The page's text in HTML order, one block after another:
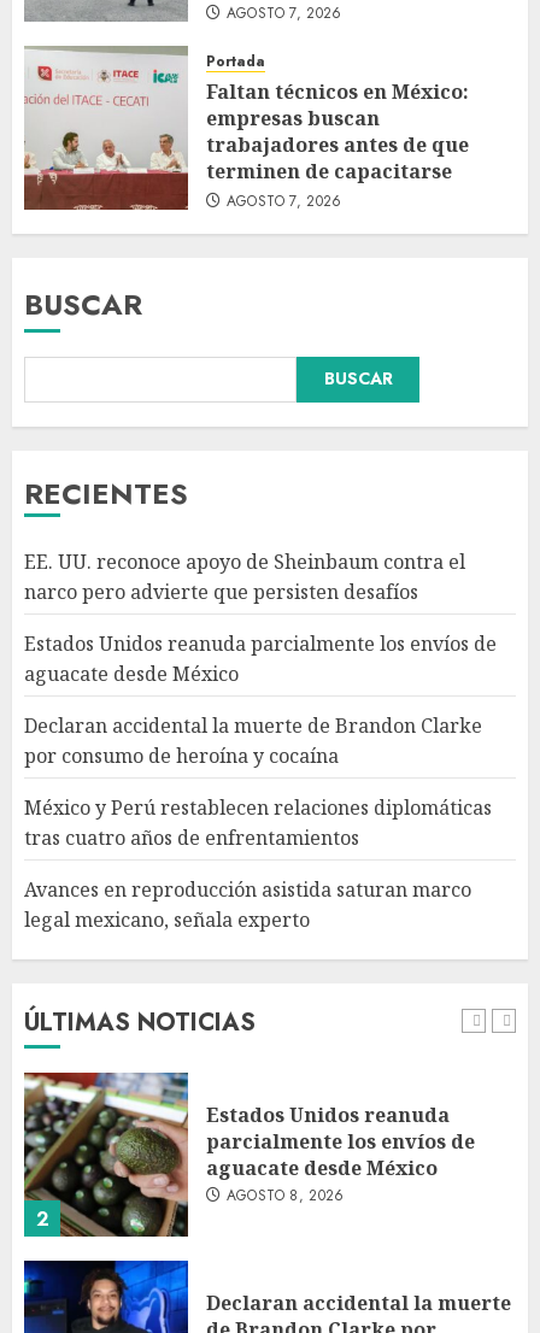
AGOSTO 7, 2026
Portada
Faltan técnicos en México:
empresas buscan
trabajadores antes de que
terminen de capacitarse
AGOSTO 7, 2026
BUSCAR
BUSCAR
RECIENTES
EE. UU. reconoce apoyo de Sheinbaum contra el
narco pero advierte que persisten desafíos
Estados Unidos reanuda parcialmente los envíos de
aguacate desde México
Declaran accidental la muerte de Brandon Clarke
por consumo de heroína y cocaína
México y Perú restablecen relaciones diplomáticas
tras cuatro años de enfrentamientos
Avances en reproducción asistida saturan marco
legal mexicano, señala experto
ÚLTIMAS NOTICIAS
Declaran accidental la muerte
de Brandon Clarke por
4
relaciones diplomáticas tras
cuatro años de
enfrentamientos
AGOSTO 8, 2026
5
Avances en reproducción
asistida saturan marco legal
mexicano, señala experto
AGOSTO 8, 2026
1
EE. UU. reconoce apoyo de
AGOSTO 8, 2026
2
Estados Unidos reanuda
parcialmente los envíos de
aguacate desde México
AGOSTO 8, 2026
Declaran accidental la muerte